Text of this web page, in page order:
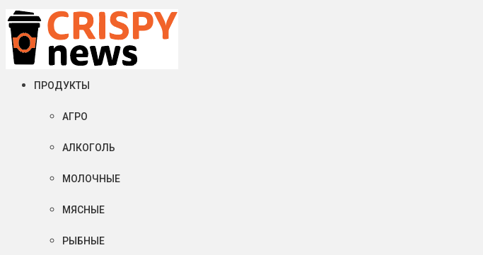
Суббота, 08 августа, 2026
Crispy News/Криспи Ньюс
События и тенденции рынка пищевой промышленности в России и мире
ПРОДУКТЫ
АГРО
АЛКОГОЛЬ
МОЛОЧНЫЕ
МЯСНЫЕ
РЫБНЫЕ